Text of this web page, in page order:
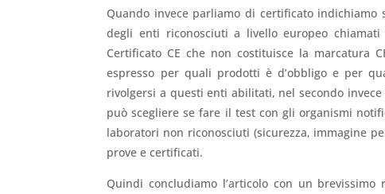
Quando invece parliamo di certificato
degli enti riconosciuti a livello europeo
Certificato CE che non costituisce la marcatura
espresso per quali prodotti è d’obbligo e per
rivolgersi a questi enti abilitati, nel secondo
può scegliere se fare il test con gli organismi
laboratori non riconosciuti (sicurezza, immagine
prove e certificati.
Quindi concludiamo l’articolo con un